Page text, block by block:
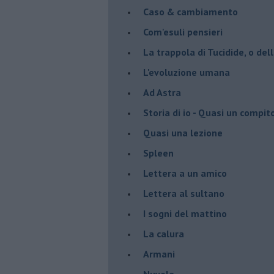
Caso & cambiamento
Com'esuli pensieri
La trappola di Tucidide, o
L'evoluzione umana
Ad Astra
Storia di io - Quasi un
Quasi una lezione
Spleen
Lettera a un amico
Lettera al sultano
I sogni del mattino
La calura
Armani